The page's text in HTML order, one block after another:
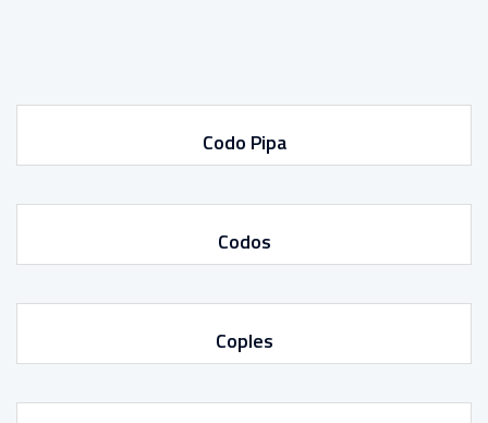
Codo Pipa
Codos
Coples